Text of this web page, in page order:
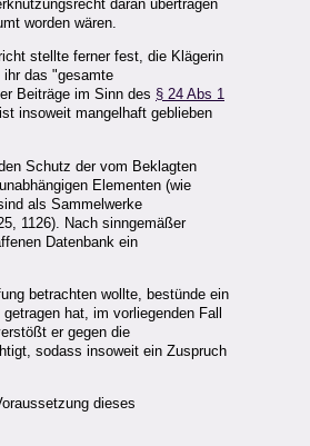
daran übertragen
worden wären.
stellte ferner fest, die Klägerin
ihr das "gesamte
Beiträge im Sinn des § 24 Abs 1
insoweit mangelhaft geblieben
Schutz der vom Beklagten
Elementen (wie
als Sammelwerke
1126). Nach sinngemäßer
Datenbank ein
betrachten wollte, bestünde ein
hat, im vorliegenden Fall
er gegen die
sodass insoweit ein Zuspruch
dieses